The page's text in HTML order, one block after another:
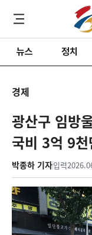
뉴스 정치
경제
광산구 임방
국비 3억 9
박종하 기자입력